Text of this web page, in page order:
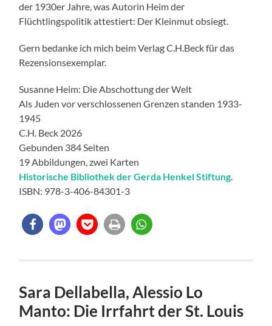
der 1930er Jahre, was Autorin Heim der
Flüchtlingspolitik attestiert: Der Kleinmut obsiegt.
Gern bedanke ich mich beim Verlag C.H.Beck für das
Rezensionsexemplar.
Susanne Heim: Die Abschottung der Welt
Als Juden vor verschlossenen Grenzen standen 1933-
1945
C.H. Beck 2026
Gebunden 384 Seiten
19 Abbildungen, zwei Karten
Historische Bibliothek der Gerda Henkel Stiftung.
ISBN: 978-3-406-84301-3
Sara Dellabella, Alessio Lo
Manto: Die Irrfahrt der St. Louis